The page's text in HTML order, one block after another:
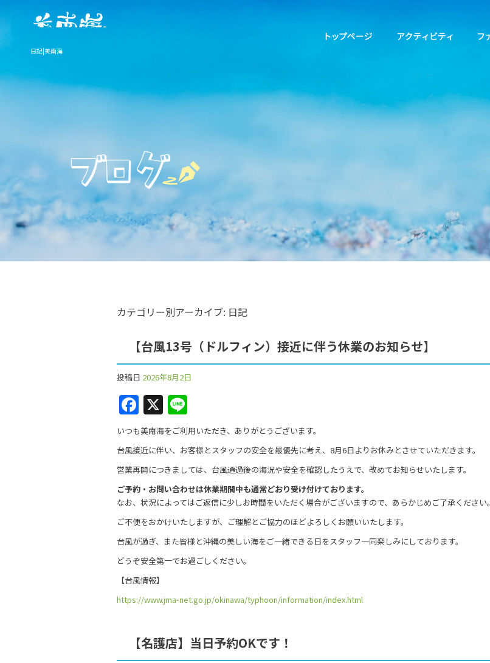
日記|美南海
カテゴリー別アーカイブ: 日記
【台風13号（ドルフィン）接近に伴う休業のお知らせ】
投稿日 2026年8月2日
F
a
c
e
b
o
o
k
X
n
e
いつも美南海をご利用いただき、ありがとうございます。
台風接近に伴い、お客様とスタッフの安全を最優先に考え、8月6日よりお休みとさせていただきます。
営業再開につきましては、台風通過後の海況や安全を確認したうえで、改めてお知らせいたします。
ご予約・お問い合わせは休業期間中も通常どおり受け付けております。
なお、状況によってはご返信に少しお時間をいただく場合がございますので、あらかじめご了承ください。
ご不便をおかけいたしますが、ご理解とご協力のほどよろしくお願いいたします。
台風が過ぎ、また皆様と沖縄の美しい海をご一緒できる日をスタッフ一同楽しみにしております。
どうぞ安全第一でお過ごしください。
【台風情報】
https://www.jma-net.go.jp/okinawa/typhoon/information/index.html
【名護店】当日予約OKです！